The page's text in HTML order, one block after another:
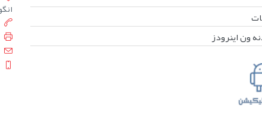
ون اینرودز